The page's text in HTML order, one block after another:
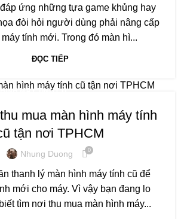
ứng những tựa game khủng hay
đòi hỏi người dùng phải nâng cấp
máy tính mới. Trong đó màn hì...
ĐỌC TIẾP
MÁY TÍNH CŨ
mua màn hình máy tính
tận nơi TPHCM
Nhung Duong 0
thanh lý màn hình máy tính cũ để
mới cho máy. Vì vậy bạn đang lo
tìm nơi thu mua màn hình máy...